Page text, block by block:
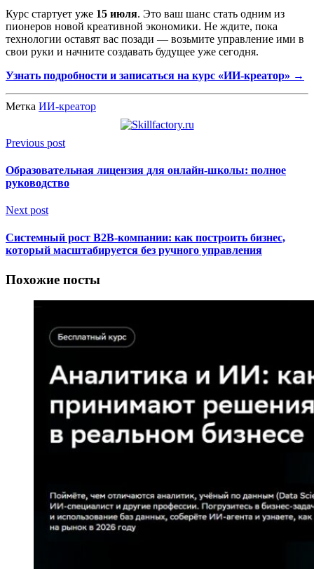
Курс стартует уже 15 июля. Это ваш шанс стать одним из
пионеров новой креативной экономики. Не ждите, пока
технологии оставят вас позади — возьмите управление ими в
свои руки и начните создавать будущее уже сегодня.
Узнать подробности и записаться на курс «ИИ-креатор» →
Метка ИИ-креатор
Previous post
Образовательная лицензия для онлайн-школы: полное
руководство
Next post
Системный рост B2B-компании: как построить бизнес,
который масштабируется без ручного управления
Похожие посты